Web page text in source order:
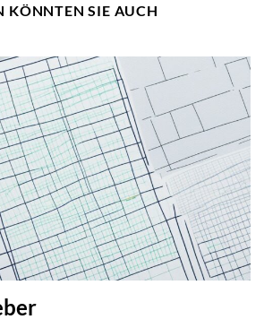
KÖNNTEN SIE AUCH